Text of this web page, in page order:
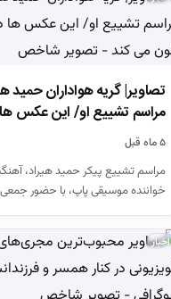
تصاویر| گریه هواداران حمید
مراسم تشییع او/ این عکس
۵ ماه قبل
مراسم تشییع پیکر حمید هیراد،
خواننده موسیقی پاپ، با حضور جمعی
اخبار